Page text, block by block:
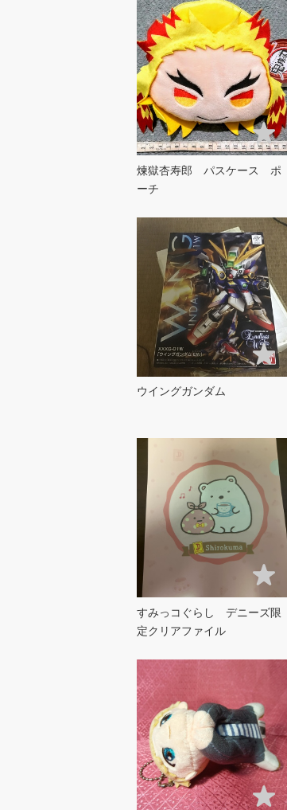
煉獄杏寿郎 パスケース ポ
ーチ
ウイングガンダム
すみっコぐらし デニーズ限
定クリアファイル